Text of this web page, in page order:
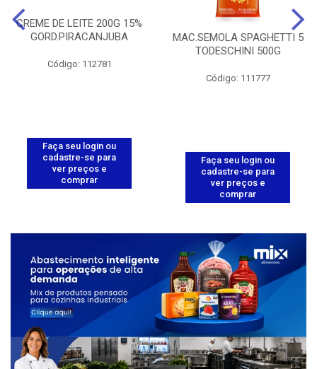
CREME DE LEITE 200G 15%
GORD.PIRACANJUBA
Código: 112781
Faça seu login ou
cadastre-se para
ver preços e
comprar
MAC.SEMOLA SPAGHETTI 5
TODESCHINI 500G
Código: 111777
Faça seu login ou
cadastre-se para
ver preços e
comprar